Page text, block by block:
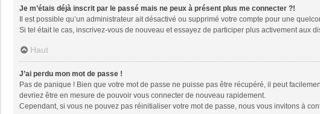
Je m’étais déjà inscrit par le passé mais ne peux à présent plus me connecter ?!
Il est possible qu’un administrateur ait désactivé ou supprimé votre compte pour une
Si tel était le cas, inscrivez-vous de nouveau et essayez de participer plus activement aux
Haut
J’ai perdu mon mot de passe !
Pas de panique ! Bien que votre mot de passe ne puisse pas être récupéré, il peut
devriez être en mesure de pouvoir vous connecter de nouveau rapidement.
Cependant, si vous ne pouvez pas réinitialiser votre mot de passe, nous vous invitons à